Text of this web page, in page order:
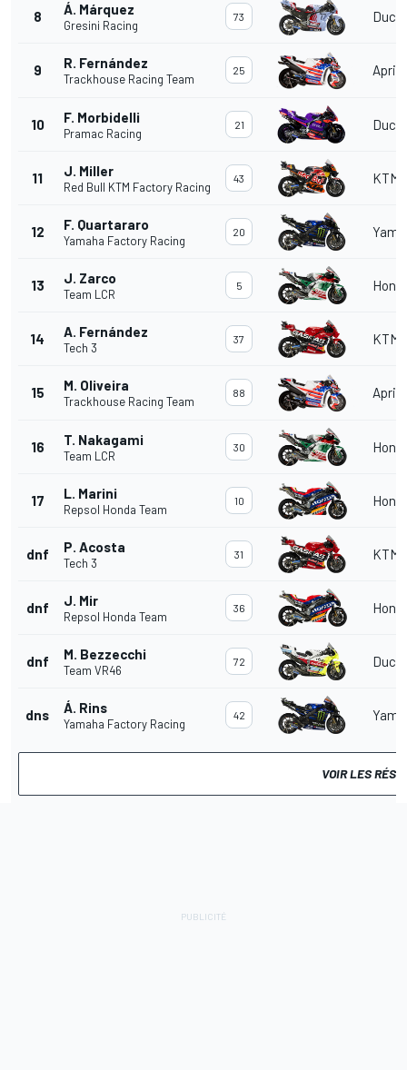
8 Á. Márquez
Gresini Racing
73
9 R. Fernández
Trackhouse Racing Team
25
10 F. Morbidelli
Pramac Racing
21
11 J. Miller
Red Bull KTM Factory Racing
43 KTM
12 F. Quartararo
Yamaha Factory Racing
20
13 J. Zarco
Team LCR
5
14 A. Fernández
Tech 3
37 KTM
15 M. Oliveira
Trackhouse Racing Team
88
16 T. Nakagami
Team LCR
30
17 L. Marini
Repsol Honda Team
10
dnf P. Acosta
Tech 3
31 KTM
dnf J. Mir
Repsol Honda Team
36
dnf M. Bezzecchi
Team VR46
72
dns Á. Rins
Yamaha Factory Racing
42
VOIR LES